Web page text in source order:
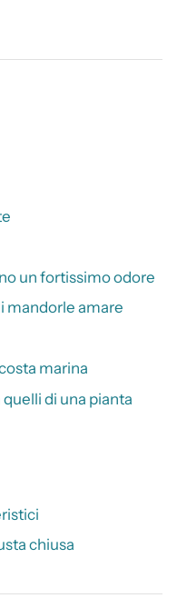
un fortissimo odore
mandorle amare
marina
di una pianta
chiusa